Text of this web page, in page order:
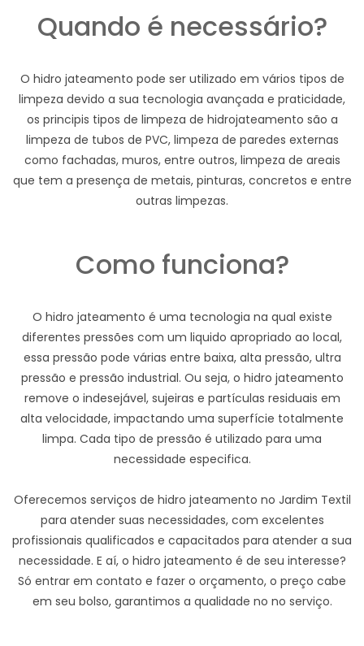
Quando é necessário?
O hidro jateamento pode ser utilizado em vários tipos de
limpeza devido a sua tecnologia avançada e praticidade,
os principis tipos de limpeza de hidrojateamento são a
limpeza de tubos de PVC, limpeza de paredes externas
como fachadas, muros, entre outros, limpeza de areais
que tem a presença de metais, pinturas, concretos e entre
outras limpezas.
Como funciona?
O hidro jateamento é uma tecnologia na qual existe
diferentes pressões com um liquido apropriado ao local,
essa pressão pode várias entre baixa, alta pressão, ultra
pressão e pressão industrial. Ou seja, o hidro jateamento
remove o indesejável, sujeiras e partículas residuais em
alta velocidade, impactando uma superfície totalmente
limpa. Cada tipo de pressão é utilizado para uma
necessidade especifica.
Oferecemos serviços de hidro jateamento no Jardim Textil
para atender suas necessidades, com excelentes
profissionais qualificados e capacitados para atender a sua
necessidade. E aí, o hidro jateamento é de seu interesse?
Só entrar em contato e fazer o orçamento, o preço cabe
em seu bolso, garantimos a qualidade no no serviço.